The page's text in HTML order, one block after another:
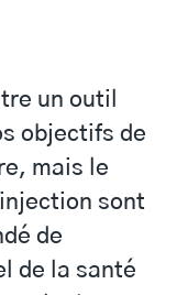
un outil
objectifs de
mais le
sont
de
de la santé